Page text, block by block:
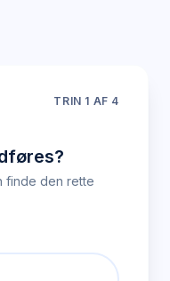
TRIN 1 AF 4
finde den rette